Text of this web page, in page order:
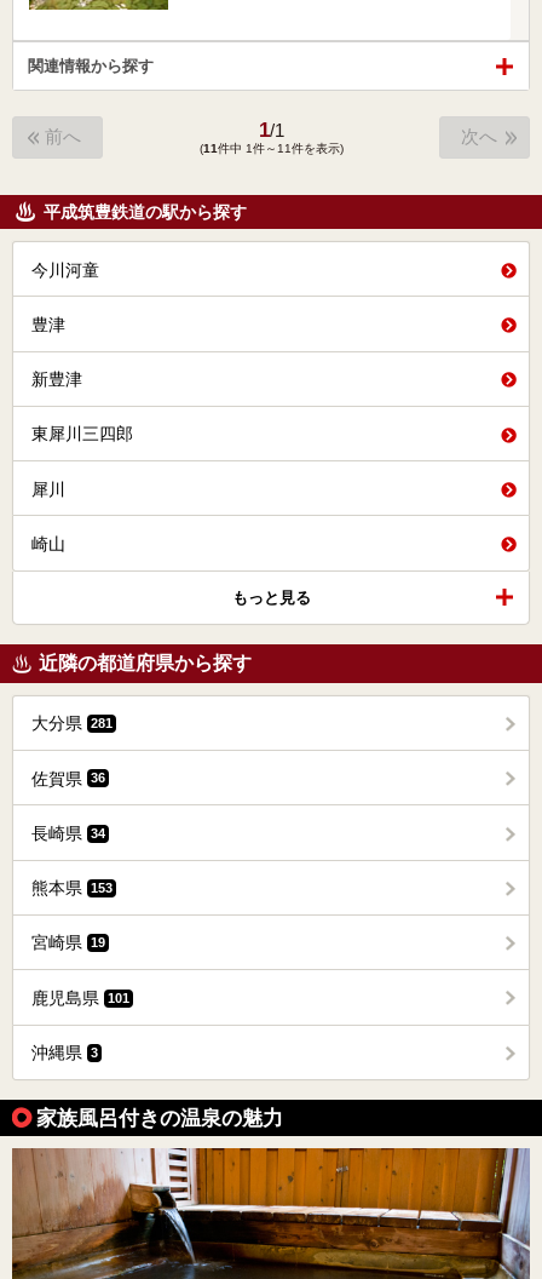
関連情報から探す
前へ 1/1
(11件中 1件～11件を表示)
次へ
平成筑豊鉄道の駅から探す
今川河童
豊津
新豊津
東犀川三四郎
犀川
崎山
もっと見る
近隣の都道府県から探す
大分県 281
佐賀県 36
長崎県 34
熊本県 153
宮崎県 19
鹿児島県 101
沖縄県 3
家族風呂付きの温泉の魅力